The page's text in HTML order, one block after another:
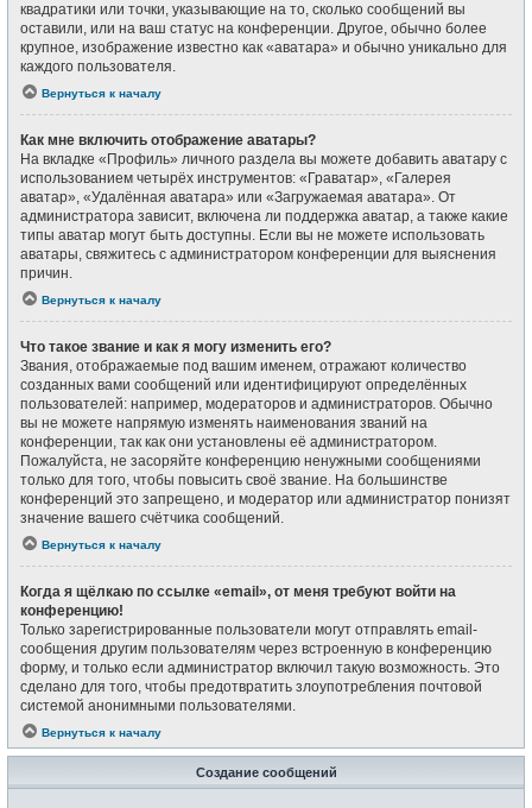
квадратики или точки, указывающие на то, сколько сообщений вы
оставили, или на ваш статус на конференции. Другое, обычно более
крупное, изображение известно как «аватара» и обычно уникально для
каждого пользователя.
Вернуться к началу
Как мне включить отображение аватары?
На вкладке «Профиль» личного раздела вы можете добавить аватару с
использованием четырёх инструментов: «Граватар», «Галерея
аватар», «Удалённая аватара» или «Загружаемая аватара». От
администратора зависит, включена ли поддержка аватар, а также какие
типы аватар могут быть доступны. Если вы не можете использовать
аватары, свяжитесь с администратором конференции для выяснения
причин.
Вернуться к началу
Что такое звание и как я могу изменить его?
Звания, отображаемые под вашим именем, отражают количество
созданных вами сообщений или идентифицируют определённых
пользователей: например, модераторов и администраторов. Обычно
вы не можете напрямую изменять наименования званий на
конференции, так как они установлены её администратором.
Пожалуйста, не засоряйте конференцию ненужными сообщениями
только для того, чтобы повысить своё звание. На большинстве
конференций это запрещено, и модератор или администратор понизят
значение вашего счётчика сообщений.
Вернуться к началу
Когда я щёлкаю по ссылке «email», от меня требуют войти на
конференцию!
Только зарегистрированные пользователи могут отправлять email-
сообщения другим пользователям через встроенную в конференцию
форму, и только если администратор включил такую возможность. Это
сделано для того, чтобы предотвратить злоупотребления почтовой
системой анонимными пользователями.
Вернуться к началу
Создание сообщений